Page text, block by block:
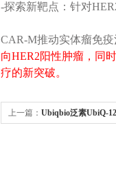
-探索新靶点：针对
CAR-M推动实体瘤免
向HER2阳性肿瘤，同
疗的新突破。
上一篇： Ubiqbio泛素UbiQ-